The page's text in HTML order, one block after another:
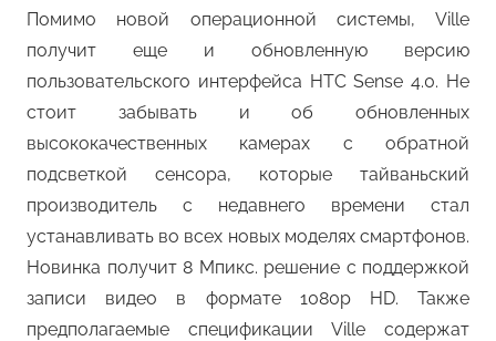
Помимо новой операционной системы, Ville
получит еще и обновленную версию
пользовательского интерфейса HTC Sense 4.0. Не
стоит забывать и об обновленных
высококачественных камерах с обратной
подсветкой сенсора, которые тайваньский
производитель с недавнего времени стал
устанавливать во всех новых моделях смартфонов.
Новинка получит 8 Мпикс. решение с поддержкой
записи видео в формате 1080p HD. Также
предполагаемые спецификации Ville содержат